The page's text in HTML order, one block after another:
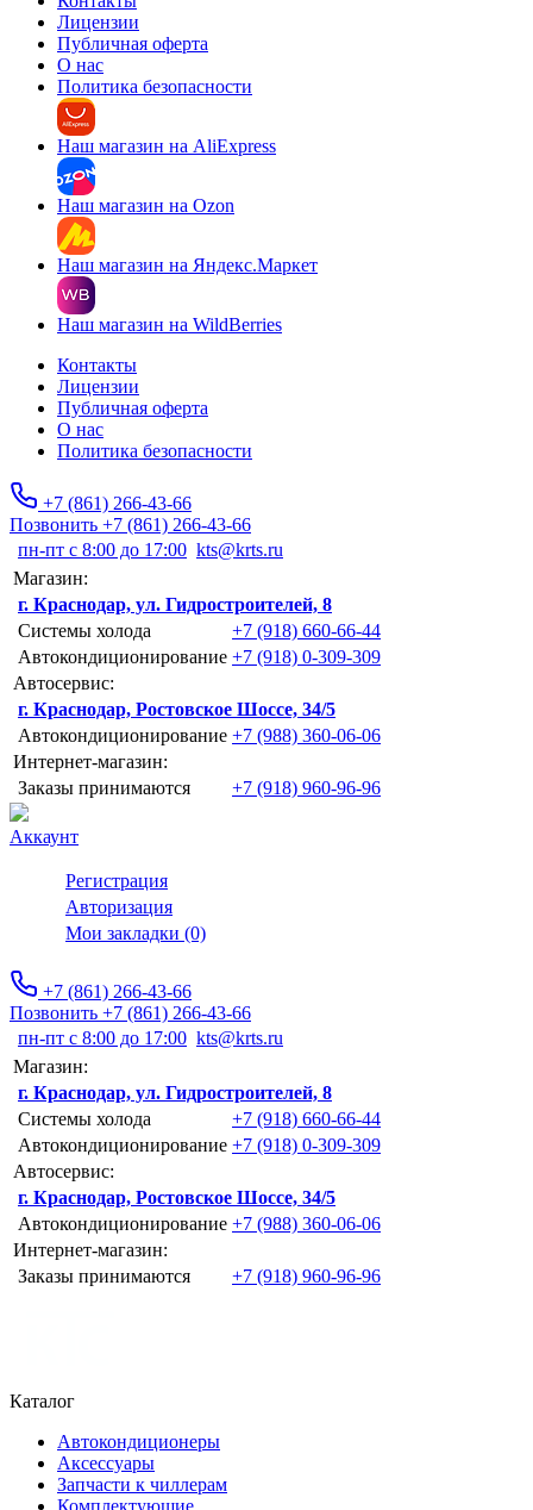
Лицензии
Публичная оферта
О нас
Политика безопасности
Наш магазин на AliExpress
Наш магазин на Ozon
Наш магазин на Яндекс.Маркет
Наш магазин на WildBerries
Контакты
Лицензии
Публичная оферта
О нас
Политика безопасности
+7 (861) 266-43-66
Позвонить +7 (861) 266-43-66
пн-пт с 8:00 до 17:00 kts@krts.ru
Магазин:
г. Краснодар, ул. Гидростроителей, 8
Системы холода
+7 (918) 660-66-44
Автокондиционирование +7 (918) 0-309-309
Автосервис:
г. Краснодар, Ростовское Шоссе, 34/5
Автокондиционирование +7 (988) 360-06-06
Интернет-магазин:
Заказы принимаются
+7 (918) 960-96-96
Аккаунт
Регистрация
Авторизация
Мои закладки (0)
+7 (861) 266-43-66
Позвонить +7 (861) 266-43-66
пн-пт с 8:00 до 17:00 kts@krts.ru
Магазин:
г. Краснодар, ул. Гидростроителей, 8
Системы холода
+7 (918) 660-66-44
Автокондиционирование +7 (918) 0-309-309
Автосервис:
г. Краснодар, Ростовское Шоссе, 34/5
Автокондиционирование +7 (988) 360-06-06
Интернет-магазин:
Заказы принимаются
+7 (918) 960-96-96
Каталог
Автокондиционеры
Аксессуары
Запчасти к чиллерам
Комплектующие